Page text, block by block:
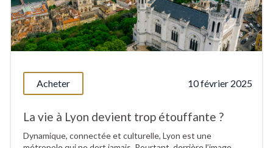
Acheter 10 février 2025
La vie à Lyon devient trop étouffante ?
Dynamique, connectée et culturelle, Lyon est une